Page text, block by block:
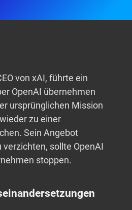
von xAI, führte ein
OpenAI übernehmen
ursprünglichen Mission
zu einer
Sein Angebot
sollte OpenAI
stoppen.